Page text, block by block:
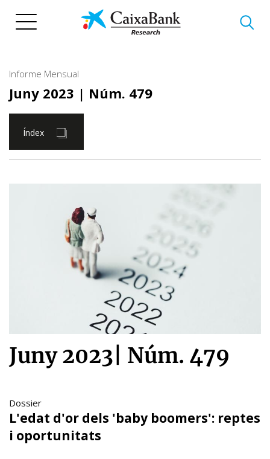
Informe Mensual
Juny 2023 | Núm. 479
Índex
Juny 2023 Núm. 479
Dossier
L'edat d'or dels 'baby boomers': reptes
i oportunitats